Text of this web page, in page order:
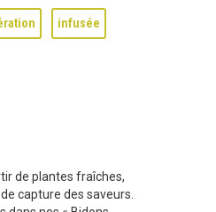
infusée
de plantes fraîches,
capture des saveurs.